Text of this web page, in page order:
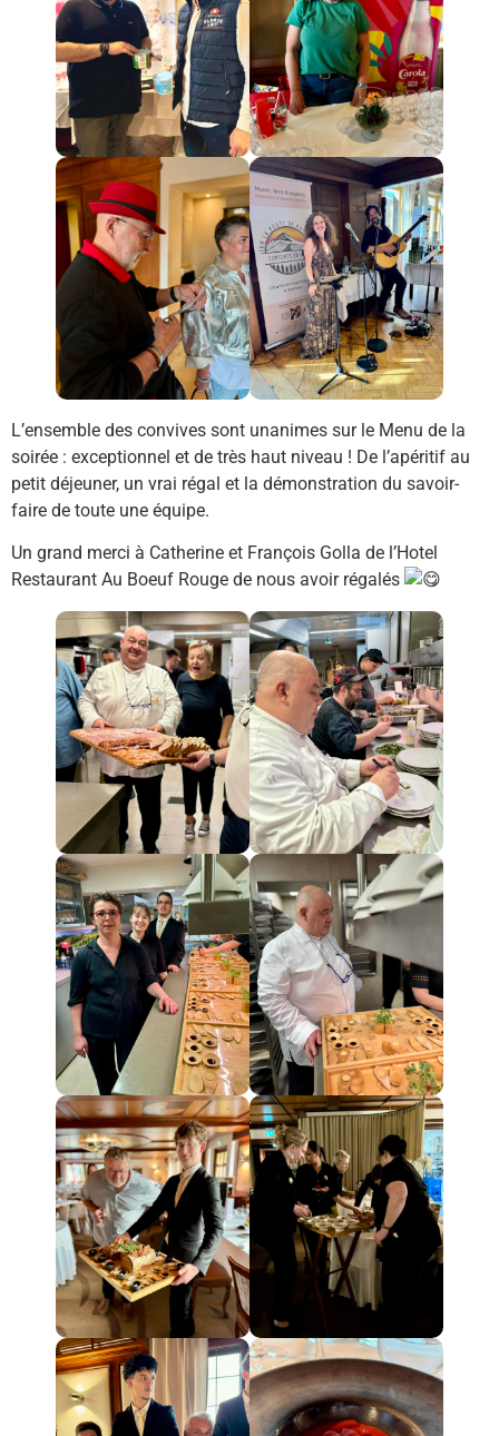
L’ensemble des convives sont unanimes sur le Menu de la
soirée : exceptionnel et de très haut niveau ! De l’apéritif au
petit déjeuner, un vrai régal et la démonstration du savoir-
faire de toute une équipe.
Un grand merci à Catherine et François Golla de l’Hotel
Restaurant Au Boeuf Rouge de nous avoir régalés